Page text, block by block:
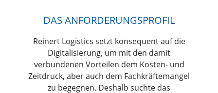
DAS ANFORDERUNGSPROFIL
Reinert Logistics setzt konsequent auf die
Digitalisierung, um mit den damit
verbundenen Vorteilen dem Kosten- und
Zeitdruck, aber auch dem Fachkräftemangel
zu begegnen. Deshalb suchte das